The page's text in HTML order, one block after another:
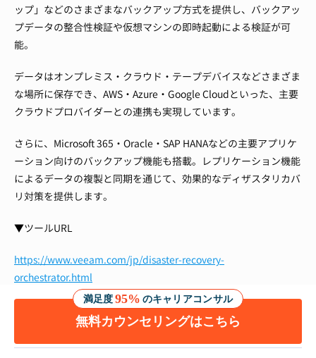
ップ」などのさまざまなバックアップ方式を提供し、バックアッ
プデータの整合性検証や仮想マシンの即時起動による検証が可
能。
データはオンプレミス・クラウド・テープデバイスなどさまざま
な場所に保存でき、AWS・Azure・Google Cloudといった、主要
クラウドプロバイダーとの連携も実現しています。
さらに、Microsoft 365・Oracle・SAP HANAなどの主要アプリケ
ーション向けのバックアップ機能も搭載。レプリケーション機能
によるデータの複製と同期を通じて、効果的なディザスタリカバ
リ対策を提供します。
▼ツールURL
https://www.veeam.com/jp/disaster-recovery-
orchestrator.html
セキュリティ管理ツール：Kaspersky
Endpoint Security
満足度 95% のキャリアコンサル
無料カウンセリングはこちら